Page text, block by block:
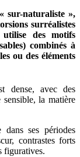
sur-naturaliste »,
surréalistes
des motifs
combinés à
ou des éléments
dense, avec des
sensible, la matière
ses périodes
contrastes forts
figuratives.